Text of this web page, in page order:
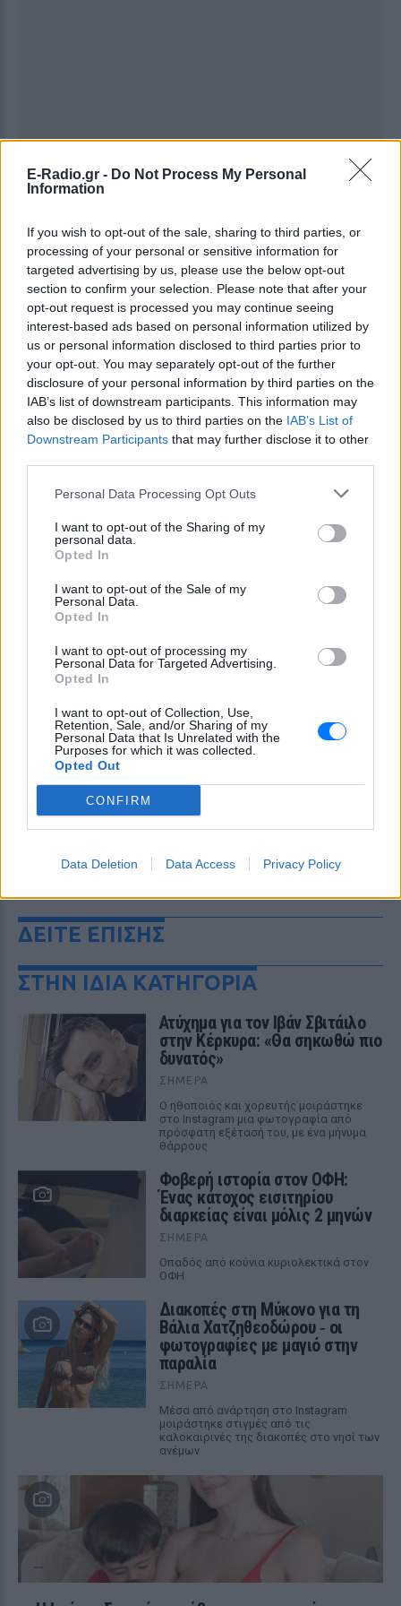
E-Radio.gr - Do Not Process My Personal
Information
If you wish to opt-out of the sale, sharing to third parties, or
processing of your personal or sensitive information for
targeted advertising by us, please use the below opt-out
section to confirm your selection. Please note that after your
opt-out request is processed you may continue seeing
interest-based ads based on personal information utilized by
us or personal information disclosed to third parties prior to
your opt-out. You may separately opt-out of the further
disclosure of your personal information by third parties on the
IAB’s list of downstream participants. This information may
also be disclosed by us to third parties on the IAB’s List of
Downstream Participants that may further disclose it to other
Personal Data Processing Opt Outs
I want to opt-out of the Sharing of my
personal data.
Opted In
I want to opt-out of the Sale of my
Personal Data.
Opted In
I want to opt-out of processing my
Personal Data for Targeted Advertising.
Opted In
I want to opt-out of Collection, Use,
Retention, Sale, and/or Sharing of my
Personal Data that Is Unrelated with the
Purposes for which it was collected.
Opted Out
CONFIRM
Data Deletion Data Access Privacy Policy
Ακολουθήστε το E-Radio.gr στο Google News
και μάθετε πρώτοιτα πιο hot νέα.
Εσύ μπήκες στο E-Daily.gr; Τα νέα της ημέρας
και ότι σου κάνει κλικ!
Ακολουθήστε το E-Radio.gr και στο Instagram
ΔΙΑΦΗΜΙΣΗ
ΔΕΙΤΕ ΕΠΙΣΗΣ
ΣΤΗΝ ΙΔΙΑ ΚΑΤΗΓΟΡΙΑ
Ατύχημα για τον Ιβάν Σβιτάιλο
στην Κέρκυρα: «Θα σηκωθώ πιο
δυνατός»
ΣΉΜΕΡΑ
Ο ηθοποιός και χορευτής μοιράστηκε
στο Instagram μια φωτογραφία από
πρόσφατη εξέτασή του, με ένα μήνυμα
θάρρους
Φοβερή ιστορία στον ΟΦΗ:
Ένας κάτοχος εισιτηρίου
διαρκείας είναι μόλις 2 μηνών
ΣΉΜΕΡΑ
Οπαδός από κούνια κυριολεκτικά στον
ΟΦΗ
Διακοπές στη Μύκονο για τη
Βάλια Χατζηθεοδώρου ‑ οι
φωτογραφίες με μαγιό στην
παραλία
ΣΉΜΕΡΑ
Μέσα από ανάρτηση στο Instagram
μοιράστηκε στιγμές από τις
καλοκαιρινές της διακοπές στο νησί των
ανέμων